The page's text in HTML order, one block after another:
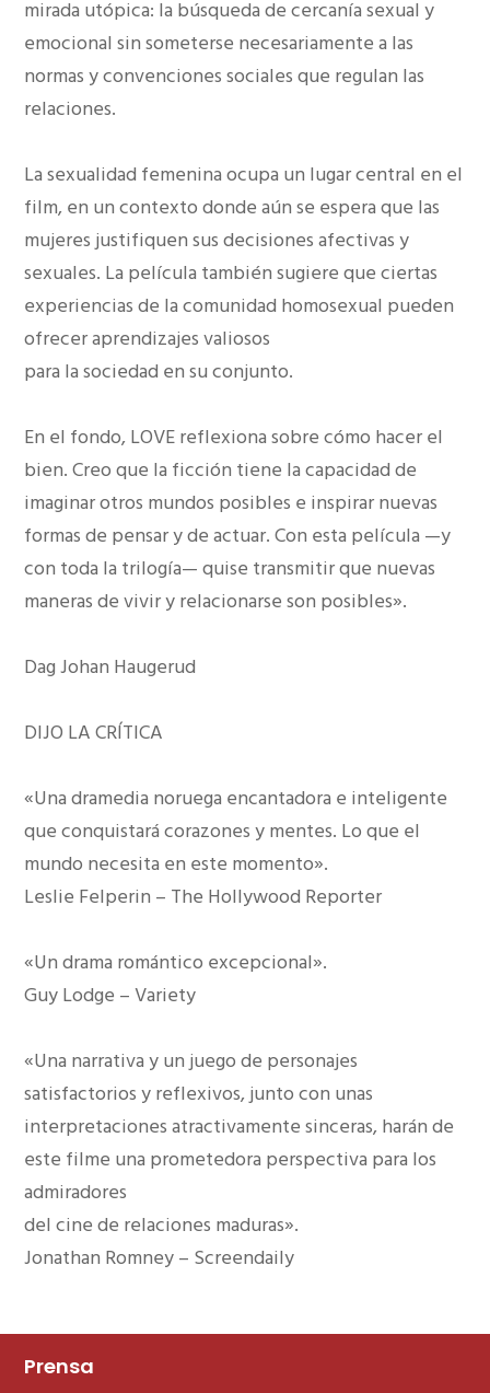
mirada utópica: la búsqueda de cercanía sexual y
emocional sin someterse necesariamente a las
normas y convenciones sociales que regulan las
relaciones.
La sexualidad femenina ocupa un lugar central en el
film, en un contexto donde aún se espera que las
mujeres justifiquen sus decisiones afectivas y
sexuales. La película también sugiere que ciertas
experiencias de la comunidad homosexual pueden
ofrecer aprendizajes valiosos
para la sociedad en su conjunto.
En el fondo, LOVE reflexiona sobre cómo hacer el
bien. Creo que la ficción tiene la capacidad de
imaginar otros mundos posibles e inspirar nuevas
formas de pensar y de actuar. Con esta película —y
con toda la trilogía— quise transmitir que nuevas
maneras de vivir y relacionarse son posibles».
Dag Johan Haugerud
DIJO LA CRÍTICA
«Una dramedia noruega encantadora e inteligente
que conquistará corazones y mentes. Lo que el
mundo necesita en este momento».
Leslie Felperin – The Hollywood Reporter
«Un drama romántico excepcional».
Guy Lodge – Variety
«Una narrativa y un juego de personajes
satisfactorios y reflexivos, junto con unas
interpretaciones atractivamente sinceras, harán de
este filme una prometedora perspectiva para los
admiradores
del cine de relaciones maduras».
Jonathan Romney – Screendaily
Prensa